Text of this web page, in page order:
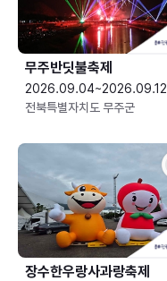
무주반딧불축제
2026.09.04~2026.09.12
전북특별자치도 무주군
장수한우랑사과랑축제